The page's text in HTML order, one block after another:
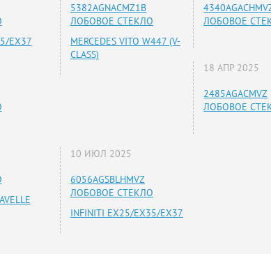
EX37
5382AGNACMZ1B
ЛОБОВОЕ СТЕКЛО
MERCEDES VITO W447 (V-
CLASS)
ЛОБОВОЕ
18 АПР 2025
2485AGACMVZ
ЛОБОВОЕ
10 ИЮЛ 2025
6056AGSBLHMVZ
ЛОБОВОЕ СТЕКЛО
INFINITI EX25/EX35/EX37